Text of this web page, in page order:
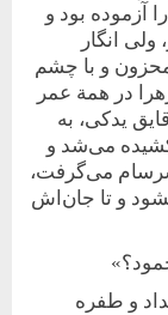
آزموده بود و
انگار
و با چشم
در همة عمر
یدکی، به
می‌شد و
می‌گرفت،
و تا جان‌اش
و طفره